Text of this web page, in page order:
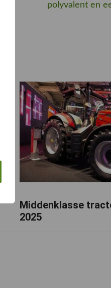
polyvalent en
Middenklasse
2025